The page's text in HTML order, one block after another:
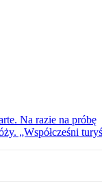
Na razie na próbę
„Współcześni